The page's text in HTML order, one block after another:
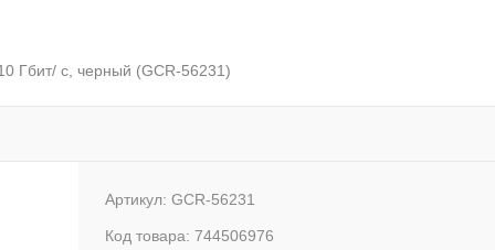
Гбит/ с, черный (GCR-56231)
Артикул: GCR-56231
Код товара: 744506976